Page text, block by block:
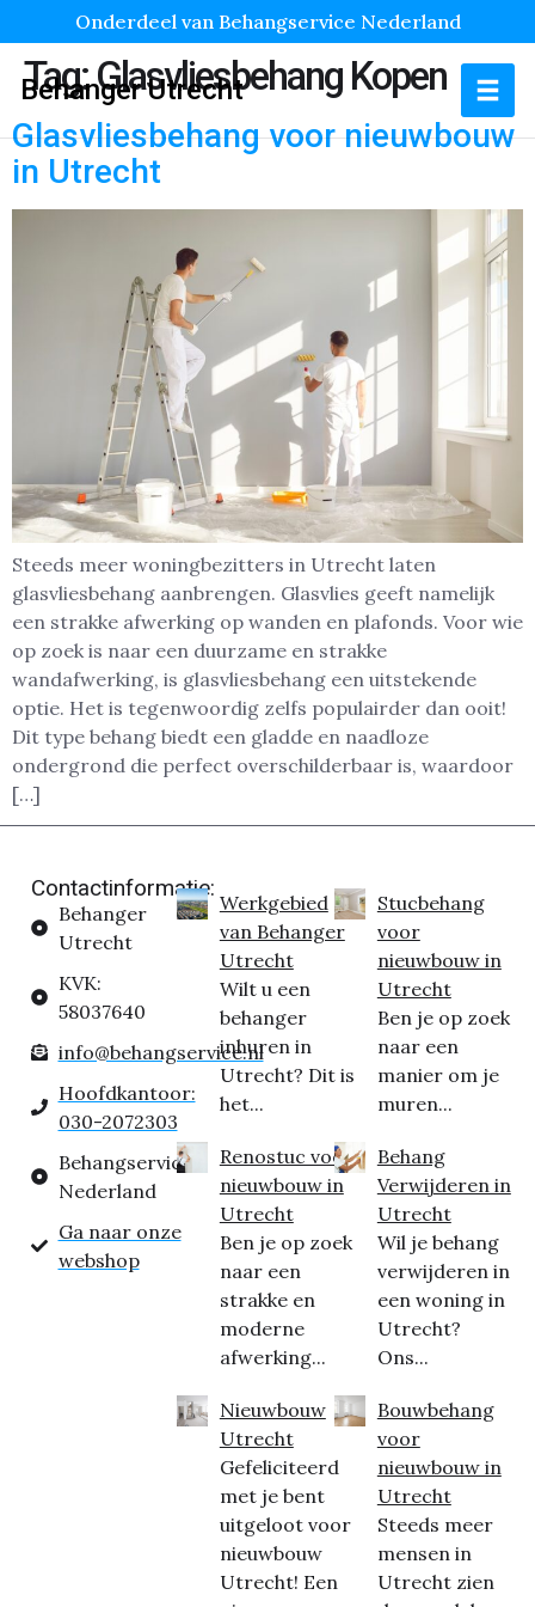
Onderdeel van Behangservice Nederland
Behanger Utrecht
Tag:Glasvliesbehang Kopen
Glasvliesbehang voor nieuwbouw
in Utrecht
Steeds meer woningbezitters in Utrecht laten
glasvliesbehang aanbrengen. Glasvlies geeft namelijk
een strakke afwerking op wanden en plafonds. Voor wie
op zoek is naar een duurzame en strakke
wandafwerking, is glasvliesbehang een uitstekende
optie. Het is tegenwoordig zelfs populairder dan ooit!
Dit type behang biedt een gladde en naadloze
ondergrond die perfect overschilderbaar is, waardoor
[…]
Contactinformatie:
Behanger
Utrecht
KVK:
58037640
info@behangservice.nl
Hoofdkantoor:
030-2072303
Behangservice
Nederland
Ga naar onze
webshop
Werkgebied
van Behanger
Utrecht
Wilt u een
behanger
inhuren in
Utrecht? Dit is
het...
Renostuc voor
nieuwbouw in
Utrecht
Ben je op zoek
naar een
strakke en
moderne
afwerking...
Nieuwbouw
Utrecht
Gefeliciteerd
met je bent
uitgeloot voor
nieuwbouw
Utrecht! Een
Stucbehang
voor
nieuwbouw in
Utrecht
Ben je op zoek
naar een
manier om je
muren...
Behang
Verwijderen in
Utrecht
Wil je behang
verwijderen in
een woning in
Utrecht?
Ons...
Bouwbehang
voor
nieuwbouw in
Utrecht
Steeds meer
mensen in
Utrecht zien